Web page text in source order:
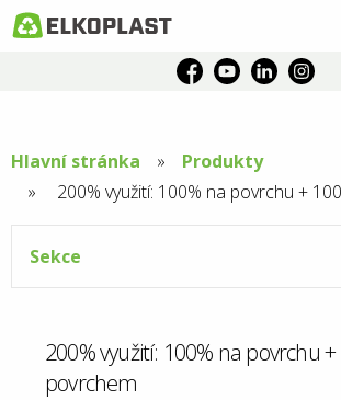
Hlavní stránka
Produkty
Aktuální
stránka:
200% využití: 100% na povrchu +
Sekce
200% využití: 100% na povrchu
povrchem